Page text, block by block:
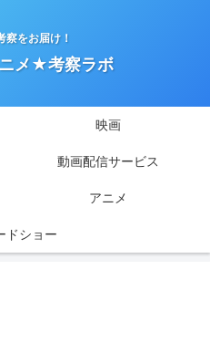
察をお届け！
メ★考察ラボ
映画
動画配信サービス
アニメ
ドショー